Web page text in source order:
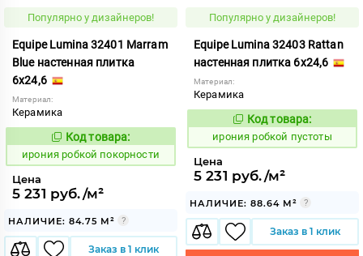
Популярно у дизайнеров!
Equipe Lumina 32401 Marram
Blue настенная плитка
6x24,6
Материал:
Керамика
1103572
Код товара:
ирония робкой покорности
Цена
5 231 руб./м²
НАЛИЧИЕ: 84.75 М²
Заказ в 1 клик
Популярно у дизайнеров!
Equipe Lumina 32403 Rattan
настенная плитка 6x24,6
Материал:
Керамика
1103574
Код товара:
ирония робкой пустоты
Цена
5 231 руб./м²
НАЛИЧИЕ: 88.64 М²
Заказ в 1 клик